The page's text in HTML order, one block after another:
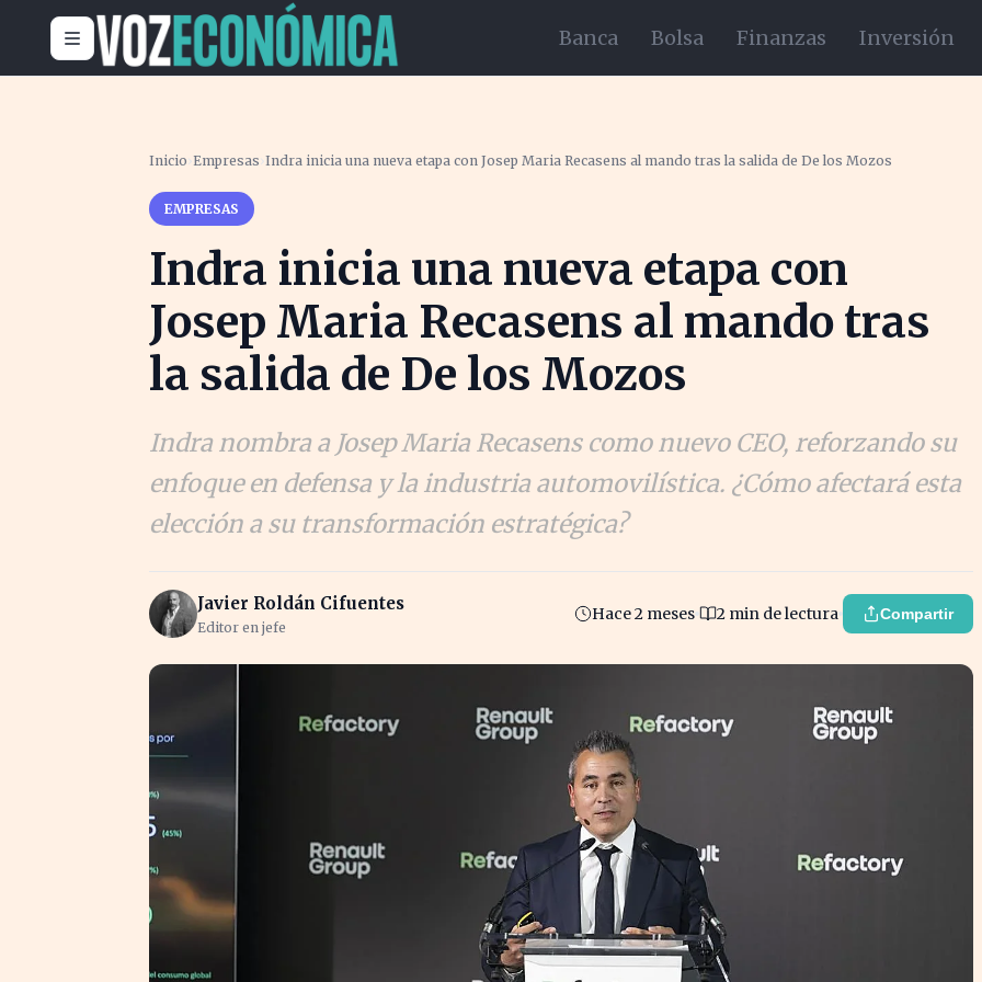
Banca Bolsa Finanzas Inversión
Inicio ›Empresas ›Indra inicia una nueva etapa con Josep Maria Recasens al mando tras la salida de De los Mozos
EMPRESAS
Indra inicia una nueva etapa con
Josep Maria Recasens al mando tras
la salida de De los Mozos
Indra nombra a Josep Maria Recasens como nuevo CEO, reforzando su
enfoque en defensa y la industria automovilística. ¿Cómo afectará esta
elección a su transformación estratégica?
Javier Roldán Cifuentes
Editor en jefe
Hace 2 meses 2 min de lectura Compartir